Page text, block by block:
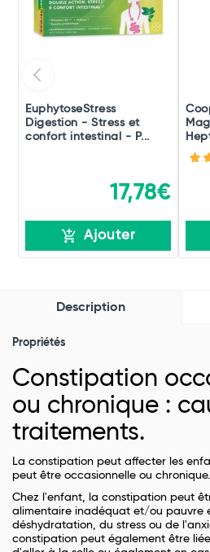
EuphytoseStress
Digestion - Stress et
confort intestinal - P...
17,78€
Ajouter
Description
Propriétés
Constipation
ou chronique :
traitements.
La constipation peut affecter les
peut être occasionnelle ou chronique.
Chez l'enfant, la constipation peut
alimentaire inadéquat et/ou pauvre
déshydratation, du stress ou de
constipation peut également être